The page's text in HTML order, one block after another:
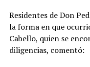
Residentes de Don
la forma en que
Cabello, quien se
diligencias, comentó: